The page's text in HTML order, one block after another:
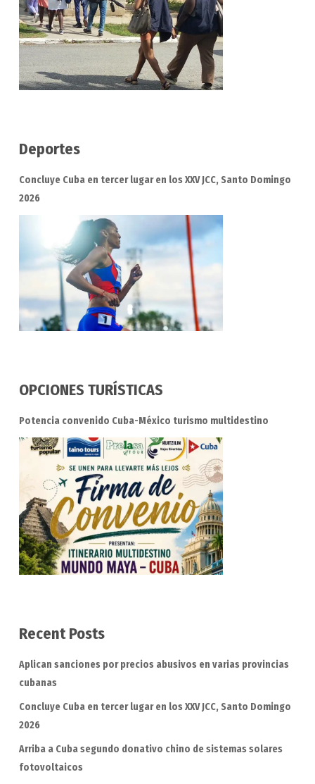
Deportes
Concluye Cuba en tercer lugar en los XXV JCC, Santo Domingo
2026
OPCIONES TURÍSTICAS
Potencia convenido Cuba-México turismo multidestino
Recent Posts
Aplican sanciones por precios abusivos en varias provincias
cubanas
Concluye Cuba en tercer lugar en los XXV JCC, Santo Domingo
2026
Arriba a Cuba segundo donativo chino de sistemas solares
fotovoltaicos